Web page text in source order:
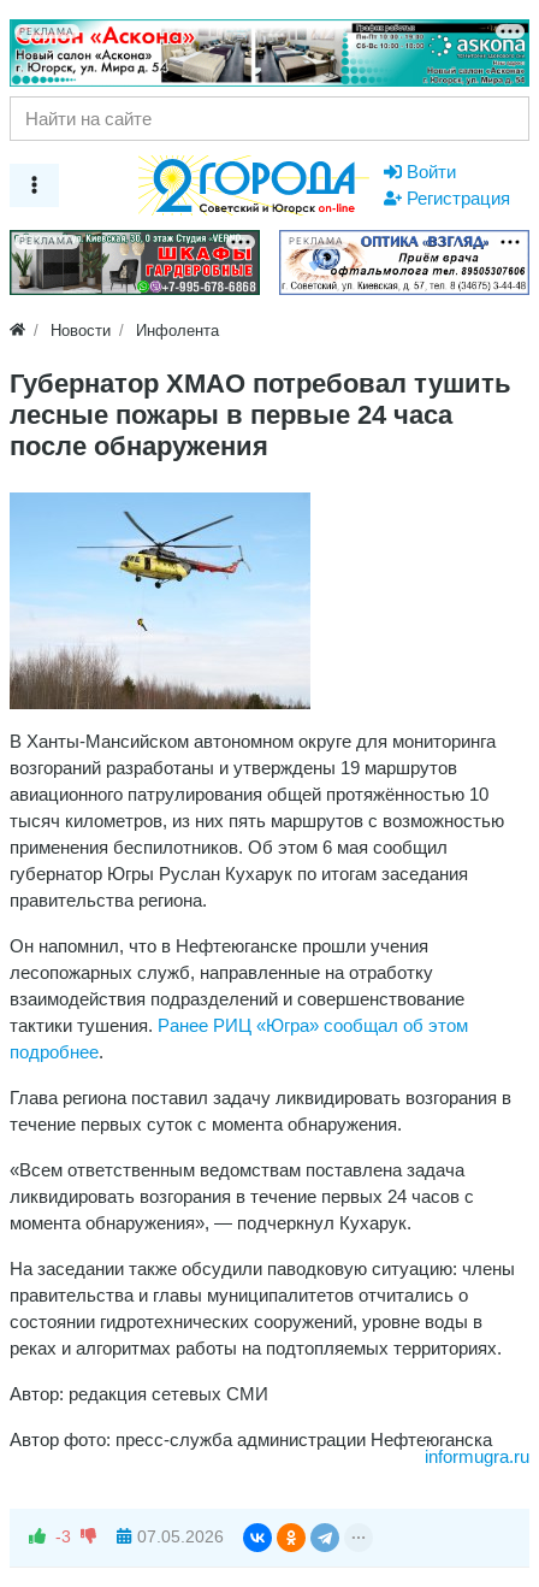
РЕКЛАМА
Войти
Регистрация
РЕКЛАМА РЕКЛАМА
Новости Инфолента
Губернатор ХМАО потребовал тушить
лесные пожары в первые 24 часа
после обнаружения
В Ханты-Мансийском автономном округе для мониторинга
возгораний разработаны и утверждены 19 маршрутов
авиационного патрулирования общей протяжённостью 10
тысяч километров, из них пять маршрутов с возможностью
применения беспилотников. Об этом 6 мая сообщил
губернатор Югры Руслан Кухарук по итогам заседания
правительства региона.
Он напомнил, что в Нефтеюганске прошли учения
лесопожарных служб, направленные на отработку
взаимодействия подразделений и совершенствование
тактики тушения. Ранее РИЦ «Югра» сообщал об этом
подробнее.
Глава региона поставил задачу ликвидировать возгорания в
течение первых суток с момента обнаружения.
«Всем ответственным ведомствам поставлена задача
ликвидировать возгорания в течение первых 24 часов с
момента обнаружения», — подчеркнул Кухарук.
На заседании также обсудили паводковую ситуацию: члены
правительства и главы муниципалитетов отчитались о
состоянии гидротехнических сооружений, уровне воды в
реках и алгоритмах работы на подтопляемых территориях.
Автор: редакция сетевых СМИ
Автор фото: пресс-служба администрации Нефтеюганска
informugra.ru
-3 07.05.2026